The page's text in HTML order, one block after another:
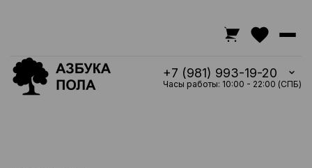
+7 (981) 993-19-20
Часы работы: 10:00 - 22:00 (СПБ)